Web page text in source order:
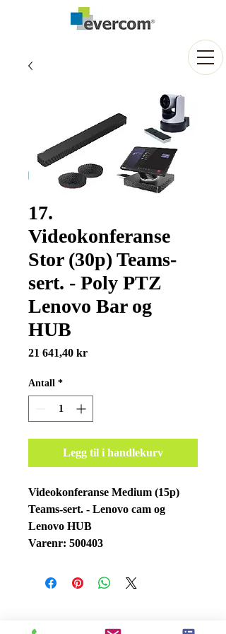
17.
Videokonferanse
Stor (30p) Teams-
sert. - Poly PTZ
Lenovo Bar og
HUB
21 641,40 krPris
Antall *
Legg til i handlekurv
Videokonferanse Medium (15p)
Teams-sert. - Lenovo cam og
Lenovo HUB
Varenr: 500403